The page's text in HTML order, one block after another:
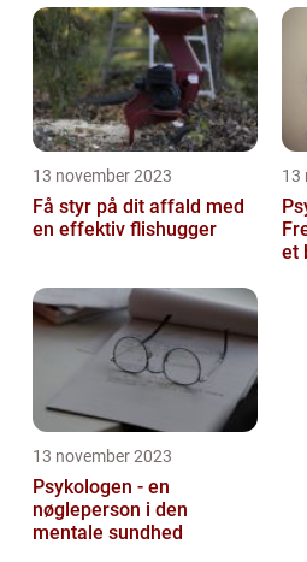
13 november 2023
Få styr på dit affald med
en effektiv flishugger
13
et
13 november 2023
Psykologen - en
nøgleperson i den
mentale sundhed